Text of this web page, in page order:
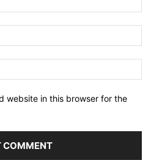
website in this browser for the